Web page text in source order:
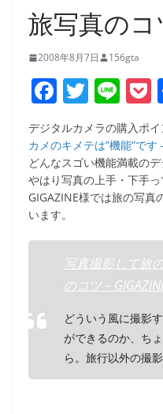
旅写真のコ
2008年8月7日 156gta
F
a
c
e
b
o
o
k
T
w
itt
er
Li
n
e
o
デジタルカメラの購入ポ
カメのキメテは”機能”で
どんなスゴい機能満載の
やはり写真の上手・下手っ
GIGAZINE様では旅の写真
います。
写真撮影して旅
のコツ –
どういう風に撮影
ができるのか、ち
ら。旅行以外の撮